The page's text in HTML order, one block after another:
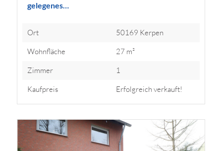
gelegenes…
Ort
50169 Kerpen
Wohnfläche
27 m²
Zimmer
1
Kaufpreis
Erfolgreich verkauft!